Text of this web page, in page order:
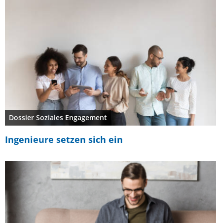
Dossier Soziales Engagement
Ingenieure setzen sich ein